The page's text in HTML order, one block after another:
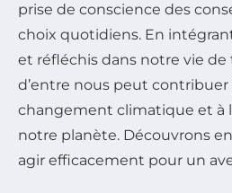
prise de conscience des
choix quotidiens. En
et réfléchis dans notre vie de
d’entre nous peut
changement climatique et à
notre planète. Découvrons
agir efficacement pour un